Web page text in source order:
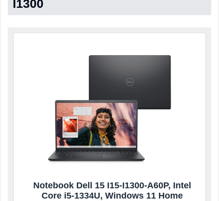
I1300
Notebook Dell 15 I15-I1300-A60P, Intel
Core i5-1334U, Windows 11 Home